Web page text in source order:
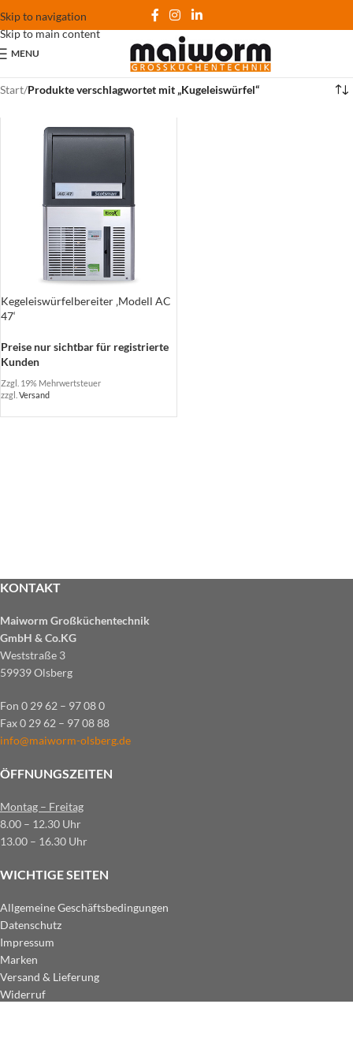
Skip to navigation
Skip to main content
MENU
Start/Produkte verschlagwortet mit „Kugeleiswürfel“
Kegeleiswürfelbereiter ‚Modell AC
47‘
Preise nur sichtbar für registrierte
Kunden
Zzgl. 19% Mehrwertsteuer
zzgl. Versand
KONTAKT
Maiworm Großküchentechnik
GmbH & Co.KG
Weststraße 3
59939 Olsberg
Fon 0 29 62 – 97 08 0
Fax 0 29 62 – 97 08 88
info@maiworm-olsberg.de
ÖFFNUNGSZEITEN
Montag – Freitag
8.00 – 12.30 Uhr
13.00 – 16.30 Uhr
WICHTIGE SEITEN
Allgemeine Geschäftsbedingungen
Datenschutz
Impressum
Marken
Versand & Lieferung
Widerruf